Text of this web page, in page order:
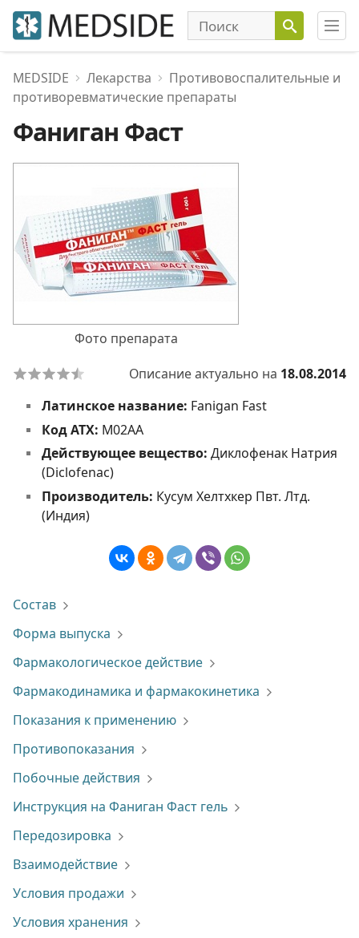
MEDSIDE Лекарства
Противовоспалительные и
противоревматические препараты
Фаниган Фаст
Фото препарата
Описание актуально на 18.08.2014
Латинское название: Fanigan Fast
Код АТХ: M02AA
Действующее вещество: Диклофенак Натрия
(Diclofenac)
Производитель: Кусум Хелтхкер Пвт. Лтд.
(Индия)
Состав
Форма выпуска
Фармакологическое действие
Фармакодинамика и фармакокинетика
Показания к применению
Противопоказания
Побочные действия
Инструкция на Фаниган Фаст гель
Передозировка
Взаимодействие
Условия продажи
Условия хранения